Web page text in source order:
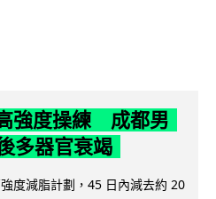
強度操練 成都男
多器官衰竭
度減脂計劃，45 日內減去約 20